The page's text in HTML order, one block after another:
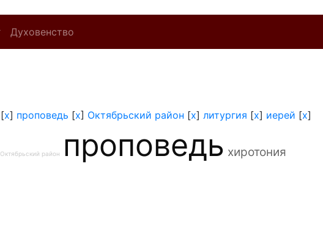
Духовенство
[x] проповедь [x] Октябрьский район [x] литургия [x] иерей [x]
Октябрьский район проповедь хиротония